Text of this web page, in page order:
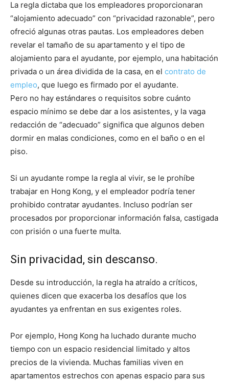
La regla dictaba que los empleadores proporcionaran
“alojamiento adecuado” con “privacidad razonable”, pero
ofreció algunas otras pautas. Los empleadores deben
revelar el tamaño de su apartamento y el tipo de
alojamiento para el ayudante, por ejemplo, una habitación
privada o un área dividida de la casa, en el contrato de
empleo, que luego es firmado por el ayudante.
Pero no hay estándares o requisitos sobre cuánto
espacio mínimo se debe dar a los asistentes, y la vaga
redacción de “adecuado” significa que algunos deben
dormir en malas condiciones, como en el baño o en el
piso.
Si un ayudante rompe la regla al vivir, se le prohíbe
trabajar en Hong Kong, y el empleador podría tener
prohibido contratar ayudantes. Incluso podrían ser
procesados ​​por proporcionar información falsa, castigada
con prisión o una fuerte multa.
Sin privacidad, sin descanso.
Desde su introducción, la regla ha atraído a críticos,
quienes dicen que exacerba los desafíos que los
ayudantes ya enfrentan en sus exigentes roles.
Por ejemplo, Hong Kong ha luchado durante mucho
tiempo con un espacio residencial limitado y altos
precios de la vivienda. Muchas familias viven en
apartamentos estrechos con apenas espacio para sus